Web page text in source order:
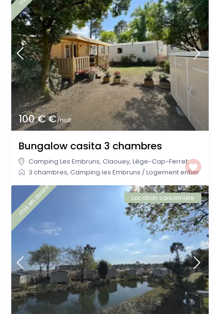
100 € €/nuit
Bungalow casita 3 chambres
Camping Les Embruns,Claouey,Lège-Cap-Ferret
3 chambres,Camping les Embruns /Logement entier
mis en avant Location saisonnière